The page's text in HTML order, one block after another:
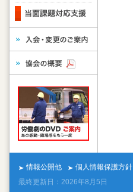
情報公開他 個人情報保護方針
最終更新日：2026年8月5日